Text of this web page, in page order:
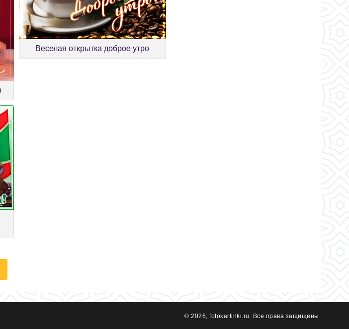
Веселая открытка доброе утро
© 2026, fotokartinki.ru. Все права защищены.